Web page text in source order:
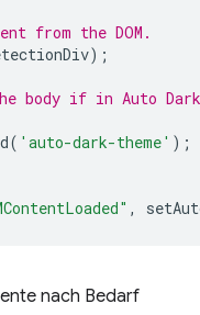
from the DOM.
);
body if in Auto Dark
( 'auto-dark-theme' );
,
nach Bedarf